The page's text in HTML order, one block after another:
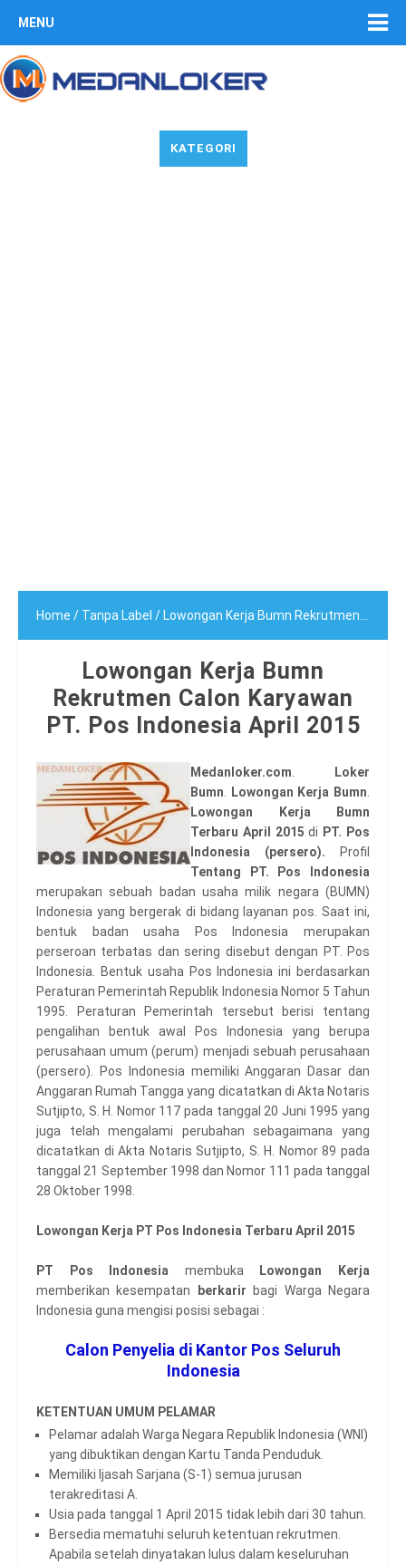
MENU
KATEGORI
Home / Tanpa Label / Lowongan Kerja Bumn Rekrutmen Calon Karyawan PT. Pos Indonesia April 2015
Lowongan Kerja Bumn
Rekrutmen Calon Karyawan
PT. Pos Indonesia April 2015
Medanloker.com
Loker
Bumn
Lowongan Kerja Bumn
Lowongan Kerja Bumn
Terbaru April 2015 di PT. Pos
Indonesia (persero). Profil
Tentang PT. Pos Indonesia
merupakan sebuah badan usaha milik negara (BUMN)
Indonesia yang bergerak di bidang layanan pos. Saat ini,
bentuk badan usaha Pos Indonesia merupakan
perseroan terbatas dan sering disebut dengan PT. Pos
Indonesia. Bentuk usaha Pos Indonesia ini berdasarkan
Peraturan Pemerintah Republik Indonesia Nomor 5 Tahun
1995. Peraturan Pemerintah tersebut berisi tentang
pengalihan bentuk awal Pos Indonesia yang berupa
perusahaan umum (perum) menjadi sebuah perusahaan
(persero). Pos Indonesia memiliki Anggaran Dasar dan
Anggaran Rumah Tangga yang dicatatkan di Akta Notaris
Sutjipto, S. H. Nomor 117 pada tanggal 20 Juni 1995 yang
juga telah mengalami perubahan sebagaimana yang
dicatatkan di Akta Notaris Sutjipto, S. H. Nomor 89 pada
tanggal 21 September 1998 dan Nomor 111 pada tanggal
28 Oktober 1998.
Lowongan Kerja PT Pos Indonesia Terbaru April 2015
PT Pos Indonesia membuka
Lowongan Kerja
memberikan kesempatan
berkarir bagi Warga Negara
Indonesia guna mengisi posisi sebagai :
Calon Penyelia di Kantor Pos Seluruh
Indonesia
KETENTUAN UMUM PELAMAR
Pelamar adalah Warga Negara Republik Indonesia (WNI)
yang dibuktikan dengan Kartu Tanda Penduduk.
Memiliki Ijasah Sarjana (S-1) semua jurusan
terakreditasi A.
Usia pada tanggal 1 April 2015 tidak lebih dari 30 tahun.
Bersedia mematuhi seluruh ketentuan rekrutmen.
Apabila setelah dinyatakan lulus dalam keseluruhan